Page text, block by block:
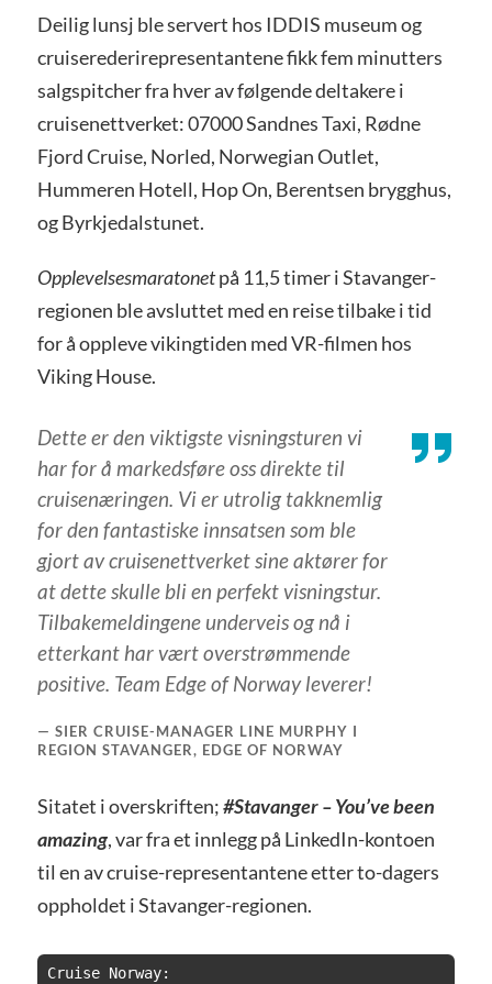
Deilig lunsj ble servert hos IDDIS museum og
cruiserederirepresentantene fikk fem minutters
salgspitcher fra hver av følgende deltakere i
cruisenettverket: 07000 Sandnes Taxi, Rødne
Fjord Cruise, Norled, Norwegian Outlet,
Hummeren Hotell, Hop On, Berentsen brygghus,
og Byrkjedalstunet.
Opplevelsesmaratonetpå 11,5 timer i Stavanger-
regionen ble avsluttet med en reise tilbake i tid
for å oppleve vikingtiden med VR-filmen hos
Viking House.
Dette er den viktigste visningsturen vi
har for å markedsføre oss direkte til
cruisenæringen. Vi er utrolig takknemlig
for den fantastiske innsatsen som ble
gjort av cruisenettverket sine aktører for
at dette skulle bli en perfekt visningstur.
Tilbakemeldingene underveis og nå i
etterkant har vært overstrømmende
positive. Team Edge of Norway leverer!
SIER CRUISE-MANAGER LINE MURPHY I
REGION STAVANGER, EDGE OF NORWAY
Sitatet i overskriften;#Stavanger – You’ve been
amazing, var fra et innlegg på LinkedIn-kontoen
til en av cruise-representantene etter to-dagers
oppholdet i Stavanger-regionen.
Cruise Norway: